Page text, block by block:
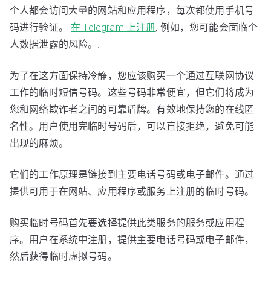
个人都会访问大量的网站和应用程序，每次都使用手机号
码进行验证。在 Telegram 上注册, 例如，您可能会面临个
人数据泄露的风险。.
为了在这方面保持冷静，您应该购买一个通过互联网协议
工作的临时短信号码。这些号码非常便宜，但它们将成为
您和网络欺诈者之间的可靠盾牌。有效地保持您的在线匿
名性。用户使用完临时号码后，可以直接拒绝，避免可能
出现的麻烦。
它们的工作原理是链接到主要电话号码或电子邮件。通过
提供可用于在网站、应用程序或服务上注册的临时号码。
购买临时号码首先要选择提供此类服务的服务或应用程
序。用户在系统中注册，提供主要电话号码或电子邮件，
然后获得临时虚拟号码。